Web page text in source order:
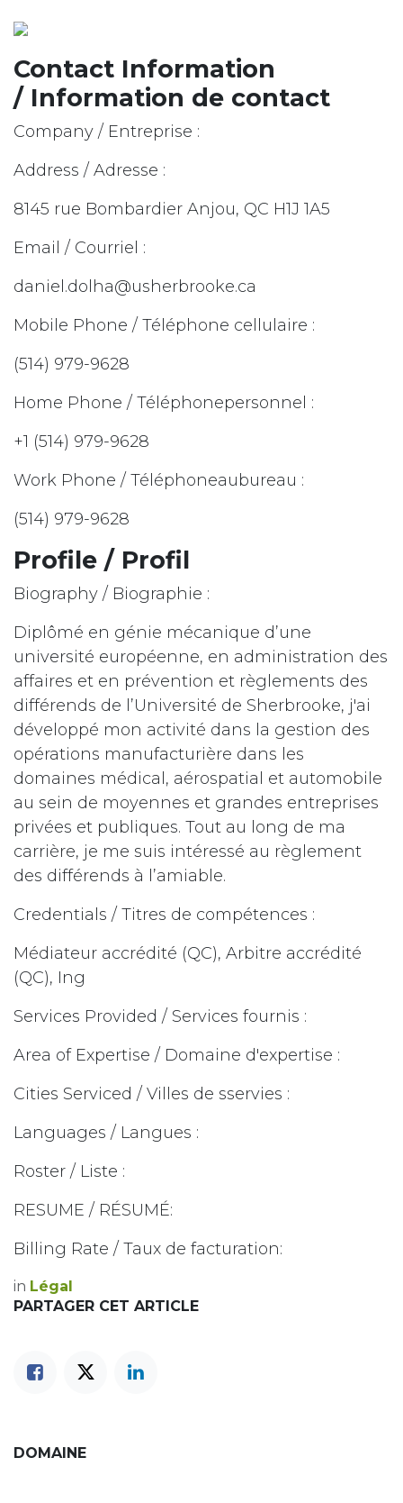
Contact Information
/ Information de contact
Company / Entreprise :
Address / Adresse :
8145 rue Bombardier Anjou, QC H1J 1A5
Email / Courriel :
daniel.dolha@usherbrooke.ca
Mobile Phone / Téléphone cellulaire :
(514) 979-9628
Home Phone / Téléphonepersonnel :
+1 (514) 979-9628
Work Phone / Téléphoneaubureau :
(514) 979-9628
Profile / Profil
Biography / Biographie :
Diplômé en génie mécanique d’une
université européenne, en administration des
affaires et en prévention et règlements des
différends de l’Université de Sherbrooke, j'ai
développé mon activité dans la gestion des
opérations manufacturière dans les
domaines médical, aérospatial et automobile
au sein de moyennes et grandes entreprises
privées et publiques. Tout au long de ma
carrière, je me suis intéressé au règlement
des différends à l’amiable.
Credentials / Titres de compétences :
Médiateur accrédité (QC), Arbitre accrédité
(QC), Ing
Services Provided / Services fournis :
Area of Expertise / Domaine d'expertise :
Cities Serviced / Villes de sservies :
Languages / Langues :
Roster / Liste :
RESUME / RÉSUMÉ:
Billing Rate / Taux de facturation:
in Légal
PARTAGER CET ARTICLE
DOMAINE